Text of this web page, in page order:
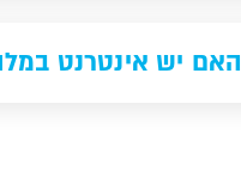
האם יש אינטרנט